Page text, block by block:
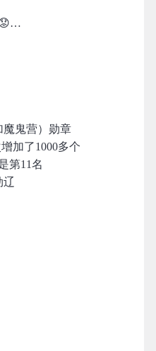
😟…
魔鬼营）勋章
加了1000多个
第11名
辽